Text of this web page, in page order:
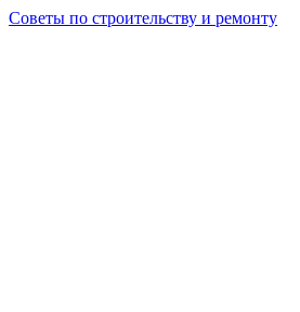
Советы по строительству и ремонту